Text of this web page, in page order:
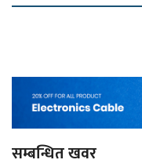
सम्बन्धित खवर